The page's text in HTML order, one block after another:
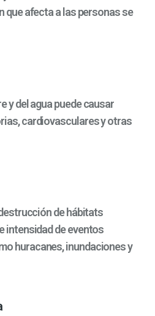
que afecta a las personas se
y del agua puede causar
cardiovasculares y otras
de hábitats
intensidad de eventos
huracanes, inundaciones y